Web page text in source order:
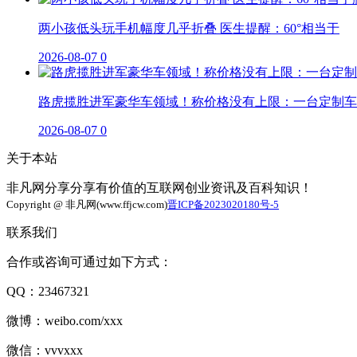
两小孩低头玩手机幅度几乎折叠 医生提醒：60°相当于
2026-08-07 0
路虎揽胜进军豪华车领域！称价格没有上限：一台定制
2026-08-07 0
关于本站
非凡网分享分享有价值的互联网创业资讯及百科知识！
Copyright @ 非凡网(www.ffjcw.com)晋ICP备2023020180号-5
联系我们
合作或咨询可通过如下方式：
QQ：23467321
微博：weibo.com/xxx
微信：vvvxxx